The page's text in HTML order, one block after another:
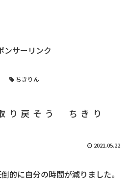
ンサーリンク
ちきりん
り戻そう ちきり
2021.05.22
的に自分の時間が減りました。